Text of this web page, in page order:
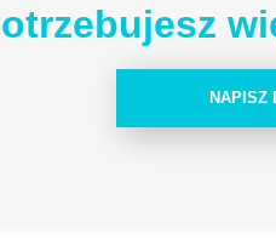
NAPISZ